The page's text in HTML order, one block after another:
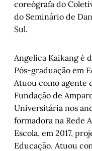
coreógrafa do
do Seminário de
Sul.
Angelica Kaikang é
Pós-graduação em
Atuou como agente
Fundação de
Universitária nos
formadora na Rede
Escola, em 2017,
Educação. Atuou